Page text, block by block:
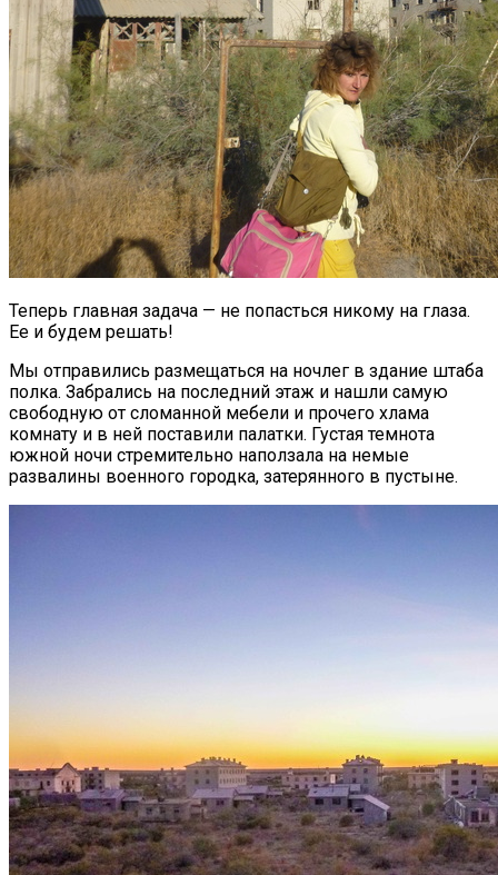
Теперь главная задача — не попасться никому на глаза.
Ее и будем решать!
Мы отправились размещаться на ночлег в здание штаба
полка. Забрались на последний этаж и нашли самую
свободную от сломанной мебели и прочего хлама
комнату и в ней поставили палатки. Густая темнота
южной ночи стремительно наползала на немые
развалины военного городка, затерянного в пустыне.